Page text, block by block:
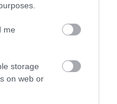
me
storage
on web or
Parasites From